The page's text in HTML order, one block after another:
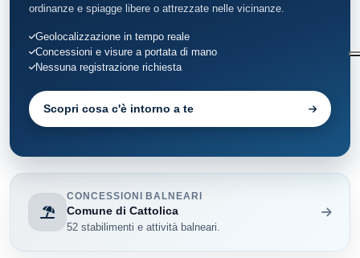
ordinanze e spiagge libere o attrezzate nelle vicinanze.
Geolocalizzazione in tempo reale
Concessioni e visure a portata di mano
Nessuna registrazione richiesta
Scopri cosa c'è intorno a te
CONCESSIONI BALNEARI
Comune di Cattolica
52 stabilimenti e attività balneari.